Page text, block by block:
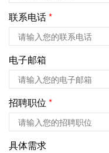
联系电话*
电子邮箱
招聘职位 *
具体需求